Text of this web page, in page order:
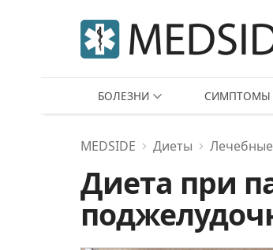
БОЛЕЗНИ СИМПТОМЫ
MEDSIDE Диеты Лечебные
Диета при